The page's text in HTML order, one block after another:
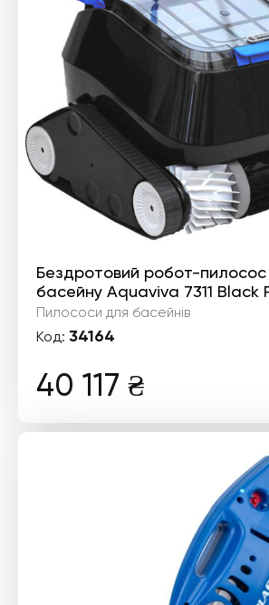
Бездротовий робот-
басейну Aquaviva 7311 Black
Пилососи для басейнів
Код: 34164
40 117 ₴